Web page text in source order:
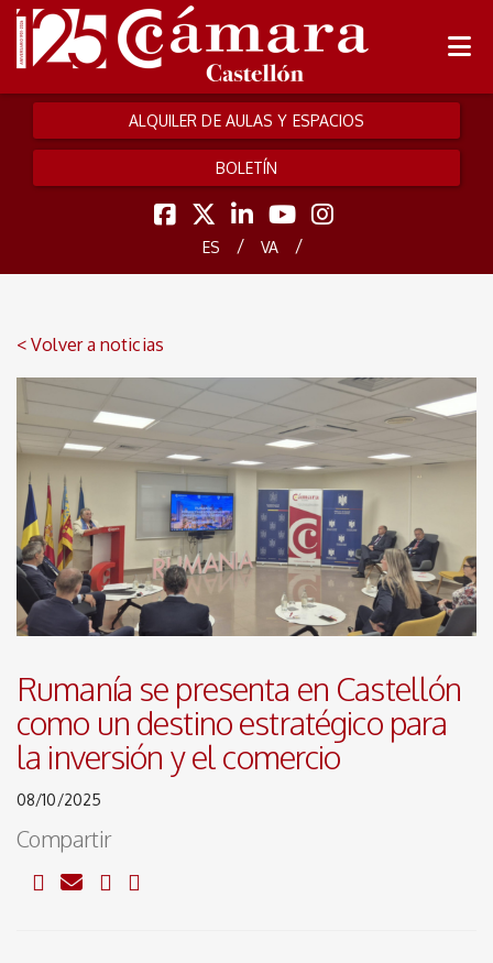
ALQUILER DE AULAS Y ESPACIOS
BOLETÍN
ES / VA /
< Volver a noticias
Rumanía se presenta en Castellón
como un destino estratégico para
la inversión y el comercio
08/10/2025
Compartir